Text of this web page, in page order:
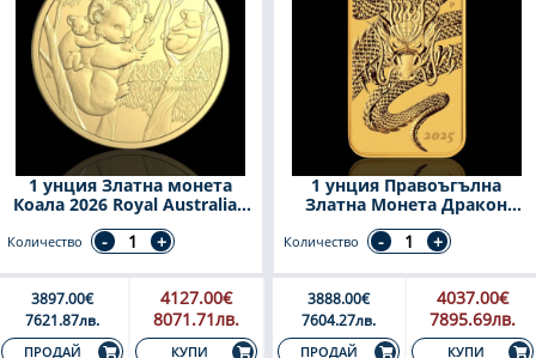
1 унция Златна монета
Коала 2026 Royal Australian
Mint
Количество
3897.00€
7621.87лв.
ПРОДАЙ
4127.00€
8071.71лв.
КУПИ
1 унция Правоъгълна
Златна Монета Дракон
Австралия 2025
Количество
3888.00€
7604.27лв.
ПРОДАЙ
4037.00€
7895.69лв.
КУПИ